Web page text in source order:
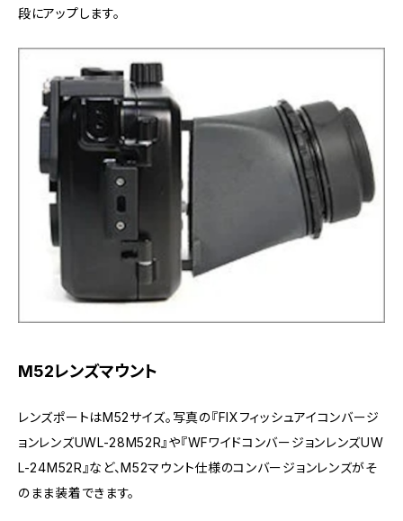
段にアップします。
M52レンズマウント
レンズポートはM52サイズ。写真の『FIXフィッシュアイコンバージ
ョンレンズUWL-28M52R』や『WFワイドコンバージョンレンズUW
L-24M52R』など、M52マウント仕様のコンバージョンレンズがそ
のまま装着できます。